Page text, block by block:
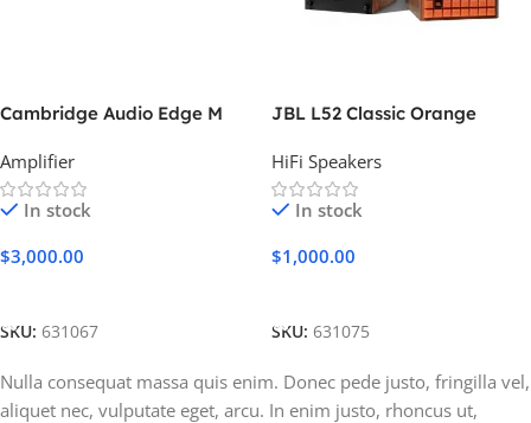
Cambridge Audio Edge M
Amplifier
In stock
$3,000.00
SKU: 631067
JBL L52 Classic Orange
HiFi Speakers
In stock
$1,000.00
SKU: 631075
Nulla consequat massa quis enim. Donec pede justo, fringilla vel,
aliquet nec, vulputate eget, arcu. In enim justo, rhoncus ut,